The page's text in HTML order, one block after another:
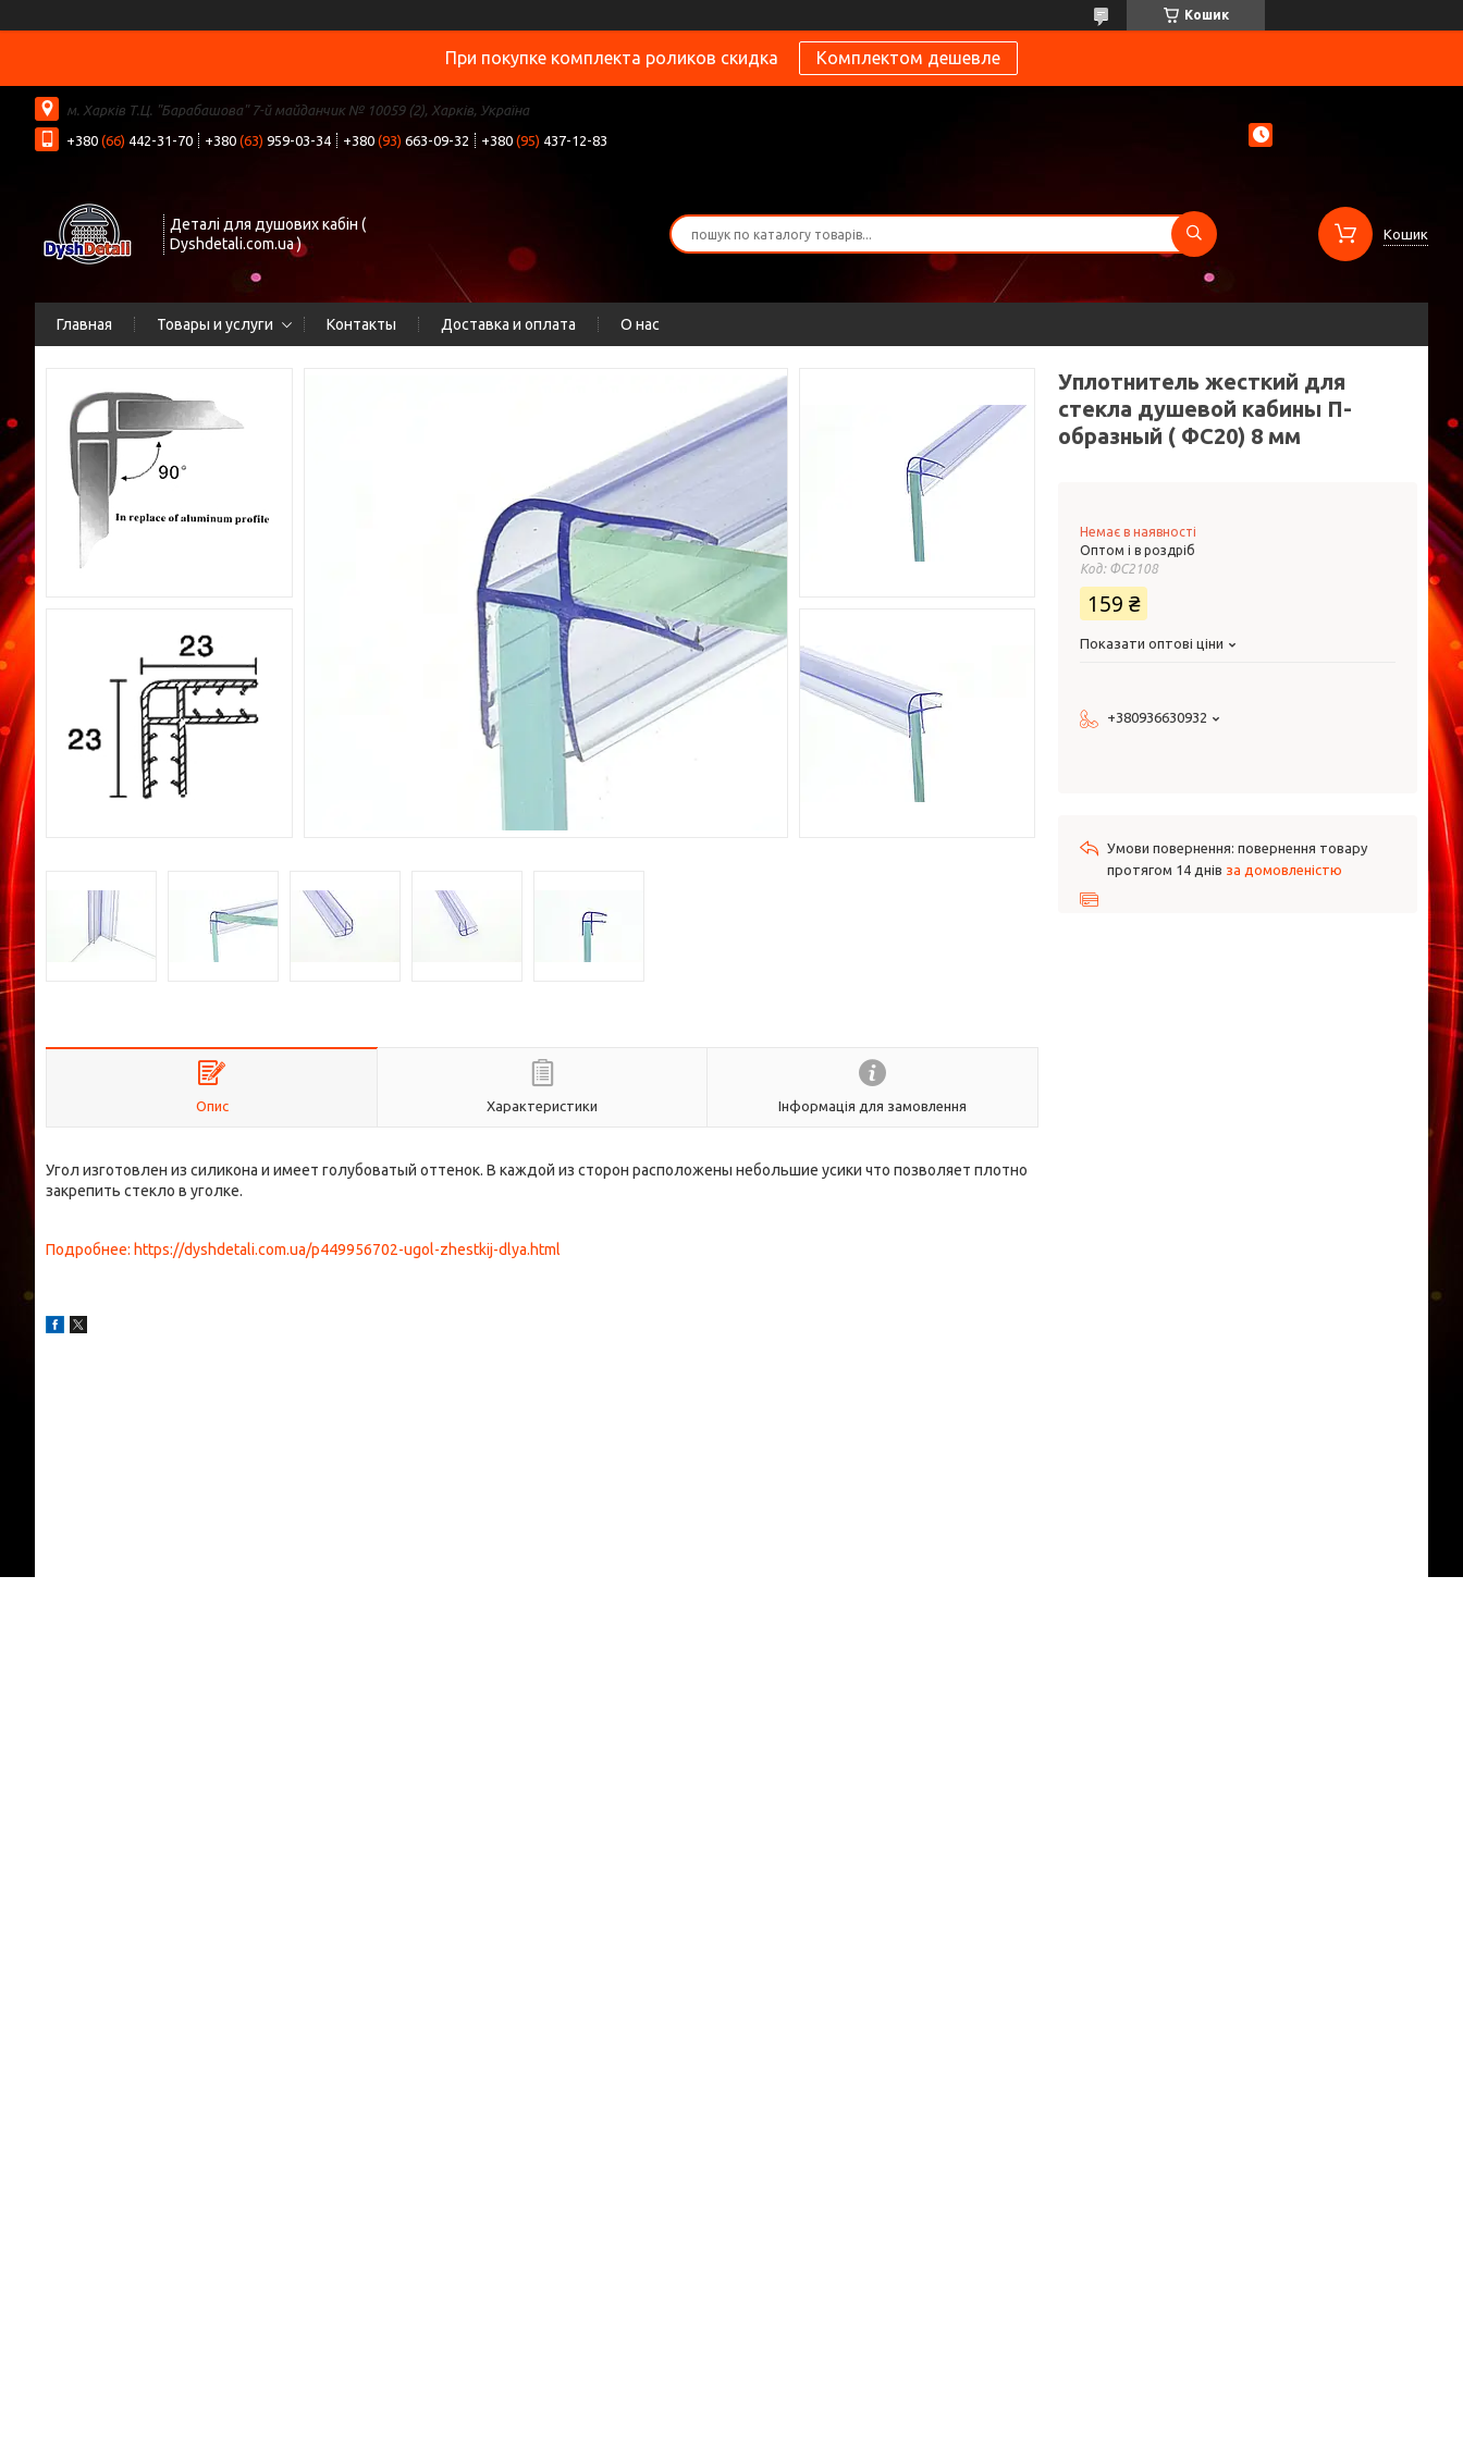
Кошик
При покупке комплекта роликов скидка Комплектом дешевле
м. Харків Т.Ц. "Барабашова" 7-й майданчик № 10059 (2), Харків, Україна
+380 (66) 442-31-70 +380 (63) 959-03-34 +380 (93) 663-09-32 +380 (95) 437-12-83
Деталі для душових кабін (
Dyshdetali.com.ua )
Кошик
Главная Товары и услуги Контакты Доставка и оплата О нас
Опис Характеристики Інформація для замовлення
Угол изготовлен из силикона и имеет голубоватый оттенок. В каждой из сторон расположены небольшие усики что позволяет плотно
закрепить стекло в уголке.
Подробнее: https://dyshdetali.com.ua/p449956702-ugol-zhestkij-dlya.html
Уплотнитель жесткий для
стекла душевой кабины П-
образный ( ФС20) 8 мм
Немає в наявності
Оптом і в роздріб
Код: ФС2108
159 ₴
Показати оптові ціни
+380936630932
повернення товару
протягом 14 днів за домовленістю